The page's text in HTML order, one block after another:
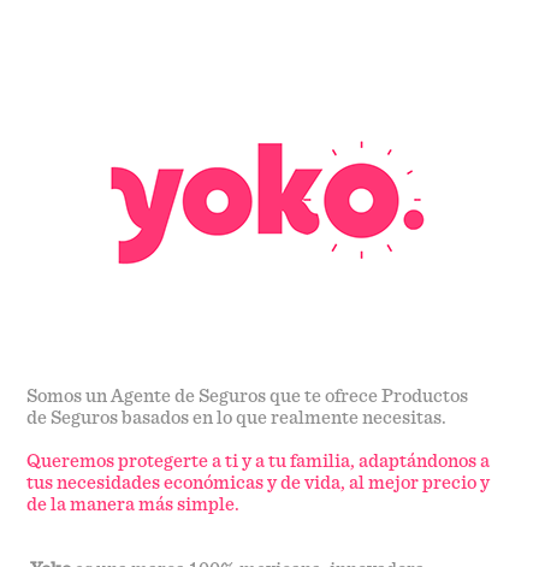
Somos un Agente de Seguros que te ofrece Productos
de Seguros basados en lo que realmente necesitas.
Queremos protegerte a ti y a tu familia, adaptándonos a
tus necesidades económicas y de vida, al mejor precio y
de la manera más simple.